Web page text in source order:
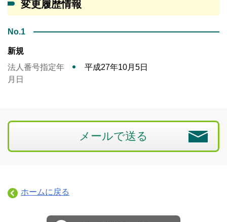
変更履歴情報
No.1
新規
法人番号指定年
月日
平成27年10月5日
メールで送る
ホームに戻る